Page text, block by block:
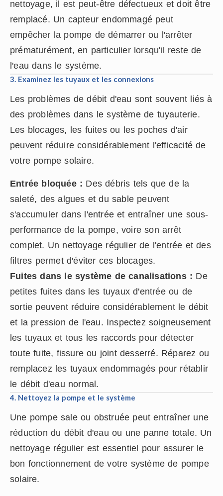
nettoyage, il est peut-être défectueux et doit être
remplacé. Un capteur endommagé peut
empêcher la pompe de démarrer ou l'arrêter
prématurément, en particulier lorsqu'il reste de
l'eau dans le système.
3. Examinez les tuyaux et les connexions
Les problèmes de débit d'eau sont souvent liés à
des problèmes dans le système de tuyauterie.
Les blocages, les fuites ou les poches d'air
peuvent réduire considérablement l'efficacité de
votre pompe solaire.
Entrée bloquée : Des débris tels que de la
saleté, des algues et du sable peuvent
s'accumuler dans l'entrée et entraîner une sous-
performance de la pompe, voire son arrêt
complet. Un nettoyage régulier de l'entrée et des
filtres permet d'éviter ces blocages.
Fuites dans le système de canalisations : De
petites fuites dans les tuyaux d'entrée ou de
sortie peuvent réduire considérablement le débit
et la pression de l'eau. Inspectez soigneusement
les tuyaux et tous les raccords pour détecter
toute fuite, fissure ou joint desserré. Réparez ou
remplacez les tuyaux endommagés pour rétablir
le débit d'eau normal.
4. Nettoyez la pompe et le système
Une pompe sale ou obstruée peut entraîner une
réduction du débit d'eau ou une panne totale. Un
nettoyage régulier est essentiel pour assurer le
bon fonctionnement de votre système de pompe
solaire.